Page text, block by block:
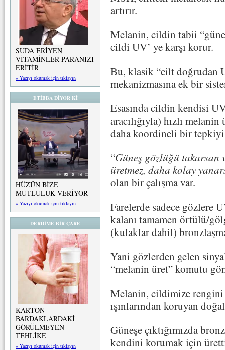
SUDA ERİYEN
VİTAMİNLER PARANIZI
ERİTİR
» Yazıyı okumak için tıklayın
ETİBBA DİYOR Kİ
HÜZÜN BİZE
MUTLULUK VERİYOR
» Yazıyı okumak için tıklayın
DERDİME BİR ÇARE
KARTON
BARDAKLARDAKİ
GÖRÜLMEYEN
TEHLİKE
» Yazıyı okumak için tıklayın
artırır.
Melanin, cildin tabii
cildi UV’ ye karşı korur.
Bu, klasik “cilt doğrudan
mekanizmasına ek bir
Esasında cildin kendisi
aracılığıyla) hızlı
daha koordineli bir tepkiyi
“Güneş gözlüğü takarsan
üretmez, daha kolay
olan bir çalışma var.
Farelerde sadece gözlere
kalanı tamamen örtülü/
(kulaklar dahil)
Yani gözlerden gelen
“melanin üret” komutu
Melanin, cildimize rengini
ışınlarından koruyan
Güneşe çıktığımızda
kendini korumak için